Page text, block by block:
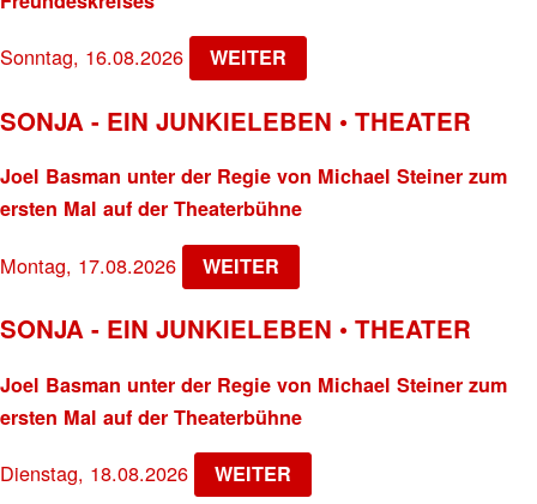
Sonntag, 16.08.2026 WEITER
SONJA - EIN JUNKIELEBEN • THEATER
Joel Basman unter der Regie von Michael Steiner zum
ersten Mal auf der Theaterbühne
Montag, 17.08.2026 WEITER
SONJA - EIN JUNKIELEBEN • THEATER
Joel Basman unter der Regie von Michael Steiner zum
ersten Mal auf der Theaterbühne
Dienstag, 18.08.2026 WEITER